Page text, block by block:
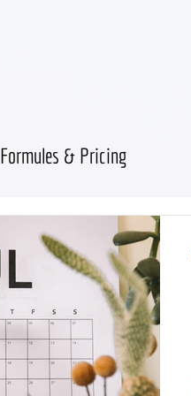
Formules & Pricing